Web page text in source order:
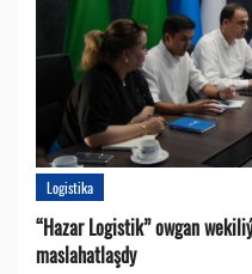
Logistika
“Hazar Logistik” owgan
maslahatlaşdy